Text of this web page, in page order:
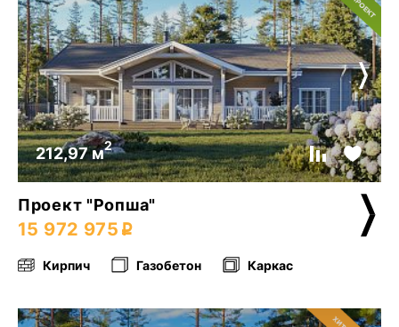
212,97 м2
Проект "Ропша"
15 972 975
Кирпич Газобетон Каркас